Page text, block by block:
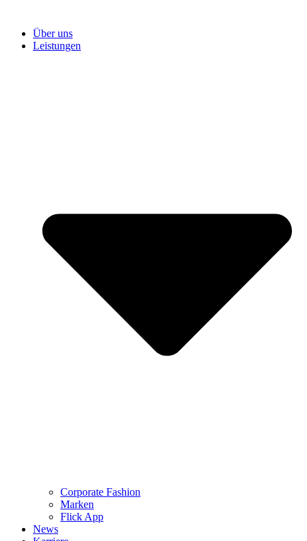
Über uns
Leistungen
Corporate Fashion
Marken
Flick App
News